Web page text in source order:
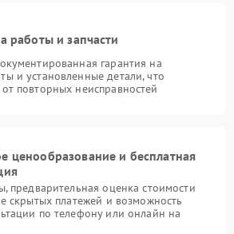
работы и запчасти
гарантия на
и установленные детали, что
повторных неисправностей
ценообразование и бесплатная
предварительная оценка стоимости
скрытых платежей и возможность
по телефону или онлайн на